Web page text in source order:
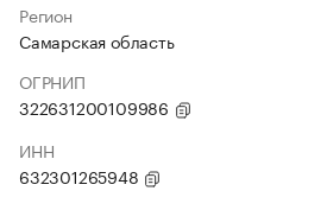
Регион
Самарская область
ОГРНИП
322631200109986
ИНН
632301265948